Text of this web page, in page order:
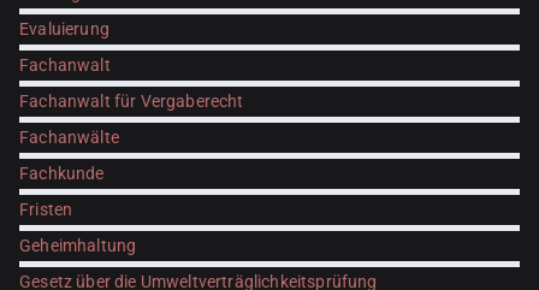
Evaluierung
Fachanwalt
Fachanwalt für Vergaberecht
Fachanwälte
Fachkunde
Fristen
Geheimhaltung
Gesetz über die Umweltverträglichkeitsprüfung